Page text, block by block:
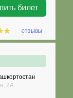
билет
отзывы
2А